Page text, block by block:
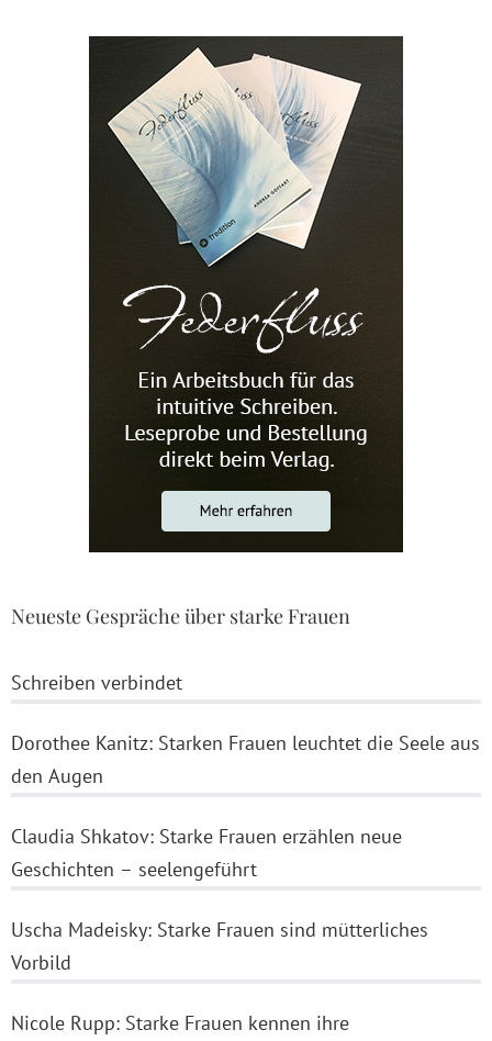
Neueste Gespräche über starke Frauen
Schreiben verbindet
Dorothee Kanitz: Starken Frauen leuchtet die Seele aus
den Augen
Claudia Shkatov: Starke Frauen erzählen neue
Geschichten – seelengeführt
Uscha Madeisky: Starke Frauen sind mütterliches
Vorbild
Nicole Rupp: Starke Frauen kennen ihre